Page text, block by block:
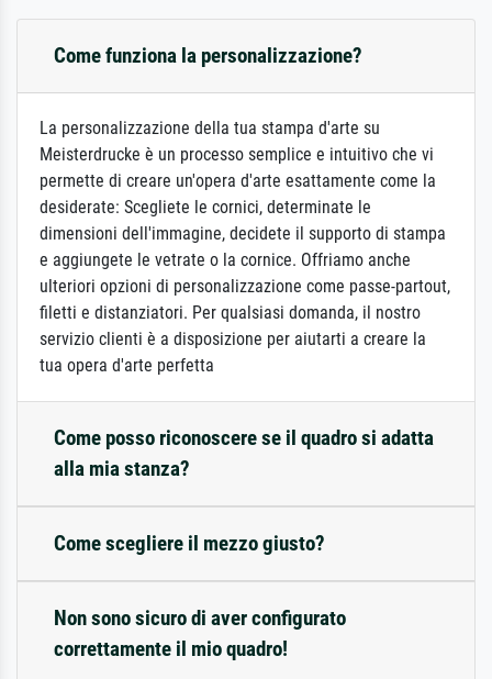
Come funziona la personalizzazione?
La personalizzazione della tua stampa d'arte su
Meisterdrucke è un processo semplice e intuitivo che vi
permette di creare un'opera d'arte esattamente come la
desiderate: Scegliete le cornici, determinate le
dimensioni dell'immagine, decidete il supporto di stampa
e aggiungete le vetrate o la cornice. Offriamo anche
ulteriori opzioni di personalizzazione come passe-partout,
filetti e distanziatori. Per qualsiasi domanda, il nostro
servizio clienti è a disposizione per aiutarti a creare la
tua opera d'arte perfetta
Come posso riconoscere se il quadro si adatta
alla mia stanza?
Come scegliere il mezzo giusto?
Non sono sicuro di aver configurato
correttamente il mio quadro!